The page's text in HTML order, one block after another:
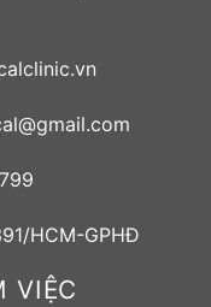
HCM-GPHĐ
VIỆC